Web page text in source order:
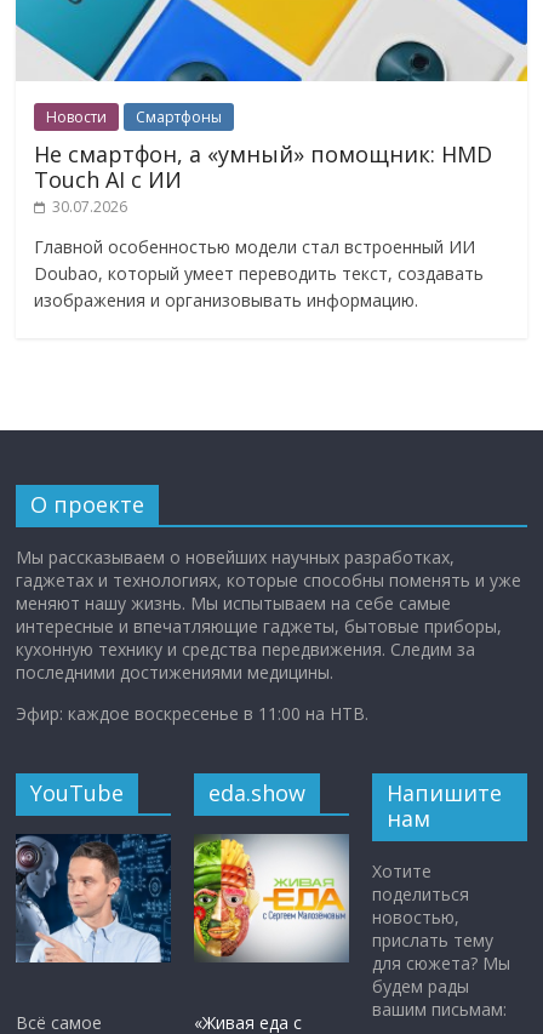
Новости Смартфоны
Не смартфон, а «умный» помощник: HMD
Touch AI с ИИ
30.07.2026
Главной особенностью модели стал встроенный ИИ
Doubao, который умеет переводить текст, создавать
изображения и организовывать информацию.
О проекте
Мы рассказываем о новейших научных разработках,
гаджетах и технологиях, которые способны поменять и уже
меняют нашу жизнь. Мы испытываем на себе самые
интересные и впечатляющие гаджеты, бытовые приборы,
кухонную технику и средства передвижения. Следим за
последними достижениями медицины.
Эфир: каждое воскресенье в 11:00 на НТВ.
YouTube
Всё самое
eda.show
«Живая еда с
Напишите
нам
Хотите
поделиться
новостью,
прислать тему
для сюжета? Мы
будем рады
вашим письмам: